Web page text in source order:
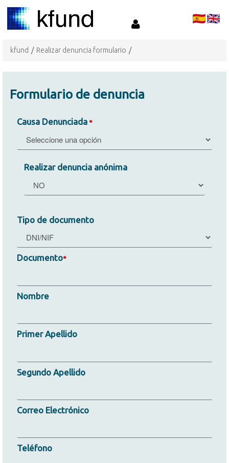
kfund / Realizar denuncia formulario /
Formulario de denuncia
Causa Denunciada*
Realizar denuncia anónima
Tipo de documento
Documento*
Nombre
Primer Apellido
Segundo Apellido
Correo Electrónico
Teléfono